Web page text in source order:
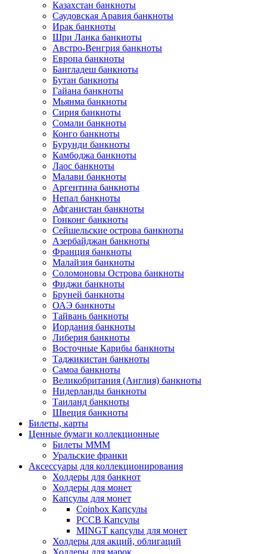
Казахстан банкноты
Саудовская Аравия банкноты
Ирак банкноты
Шри Ланка банкноты
Австро-Венгрия банкноты
Европа банкноты
Бангладеш банкноты
Бутан банкноты
Гайана банкноты
Мьянма банкноты
Сирия банкноты
Сомали банкноты
Конго банкноты
Бурунди банкноты
Камбоджа банкноты
Лаос банкноты
Малави банкноты
Аргентина банкноты
Непал банкноты
Афганистан банкноты
Гонконг банкноты
Сейшельские острова банкноты
Азербайджан банкноты
Франция банкноты
Малайзия банкноты
Соломоновы Острова банкноты
Фиджи банкноты
Бруней банкноты
ОАЭ банкноты
Тайвань банкноты
Иордания банкноты
Либерия банкноты
Восточные Карибы банкноты
Таджикистан банкноты
Самоа банкноты
Великобритания (Англия) банкноты
Нидерланды банкноты
Таиланд банкноты
Швеция банкноты
Билеты, карты
Ценные бумаги коллекционные
Билеты МММ
Уральские франки
Аксессуары для коллекционирования
Холдеры для банкнот
Холдеры для монет
Капсулы для монет
Coinbox Капсулы
РССВ Капсулы
MINGT капсулы для монет
Холдеры для акций, облигаций
Холдеры для марок